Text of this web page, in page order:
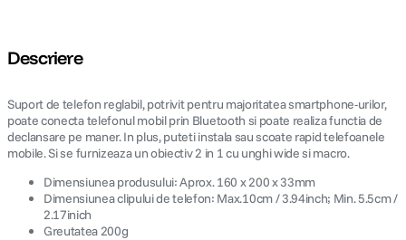
Descriere
Suport de telefon reglabil, potrivit pentru majoritatea smartphone-urilor,
poate conecta telefonul mobil prin Bluetooth si poate realiza functia de
declansare pe maner. In plus, puteti instala sau scoate rapid telefoanele
mobile. Si se furnizeaza un obiectiv 2 in 1 cu unghi wide si macro.
Dimensiunea produsului: Aprox. 160 x 200 x 33mm
Dimensiunea clipului de telefon: Max.10cm / 3.94inch; Min. 5.5cm /
2.17inich
Greutatea 200g